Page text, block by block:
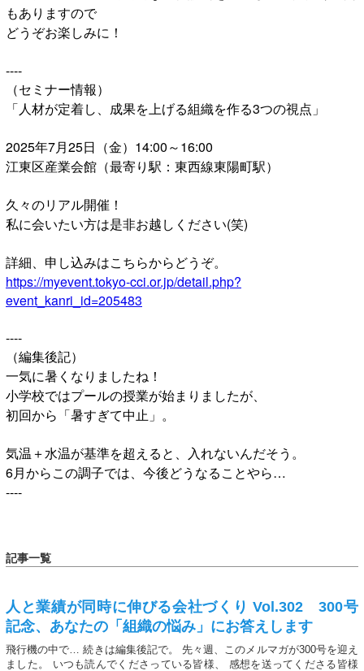
もありますので
どうぞお楽しみに！
----
（セミナー情報）
「人材が定着し、成果を上げる組織を作る3つの視点」
2025年7月25日（金）14:00～16:00
江東区産業会館（最寄り駅：東西線東陽町駅）
久々のリアル開催！
私に会いたい方は是非お越しください(笑)
詳細、申し込みはこちらからどうぞ。
https://myevent.tokyo-cci.or.jp/detail.php?
event_kanri_id=205483
----
（編集後記）
一気に暑くなりましたね！
小学校ではプールの授業が始まりましたが、
初回から「暑すぎて中止」。
気温＋水温が基準を超えると、入れないんだそう。
6月からこの調子では、今後どうなることやら…
----
記事一覧
人と業績が同時に伸びる会社づくり Vol.302 300号
記念、あなたの「組織の悩み」にお答えします
飛行機の中で… 続きは編集後記で。 先々週、このメルマガが300号を迎え
ました。 いつも読んでくださっている皆様、 感想を送ってくださる皆様